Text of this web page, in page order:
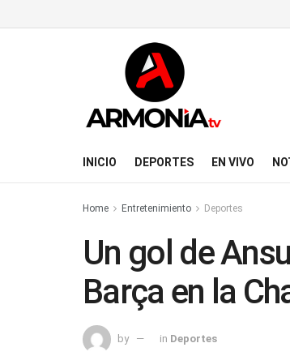
INICIO DEPORTES EN VIVO
Home Entretenimiento Deportes
Un gol de
Barça en la
by in Deportes